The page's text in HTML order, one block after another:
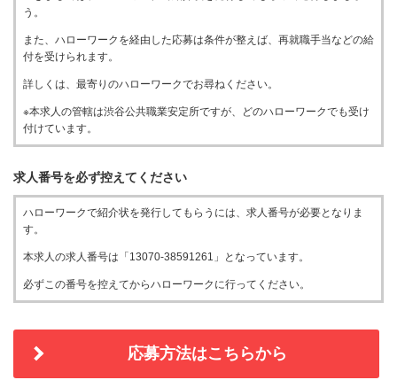
う。
また、ハローワークを経由した応募は条件が整えば、再就職手当などの給
付を受けられます。
詳しくは、最寄りのハローワークでお尋ねください。
※本求人の管轄は渋谷公共職業安定所ですが、どのハローワークでも受け
付けています。
求人番号を必ず控えてください
ハローワークで紹介状を発行してもらうには、求人番号が必要となりま
す。
本求人の求人番号は「13070-38591261」となっています。
必ずこの番号を控えてからハローワークに行ってください。
応募方法はこちらから